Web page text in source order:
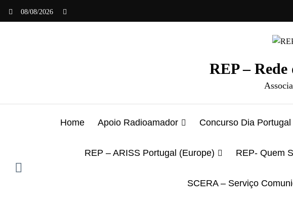
08/08/2026
REP – Rede
Home Apoio Radioamador Concurso Dia Portugal
REP – ARISS Portugal (Europe) REP- Quem
SCERA – Serviço